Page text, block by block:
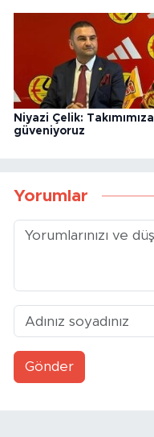
Niyazi Çelik: Takımımıza
güveniyoruz
Yorumlar
Gönder